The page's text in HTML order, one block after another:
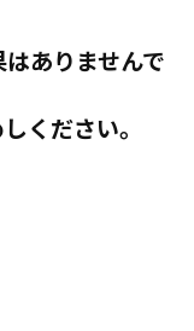
ありませんで
ください。